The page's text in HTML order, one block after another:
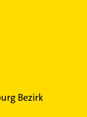
Bezirk